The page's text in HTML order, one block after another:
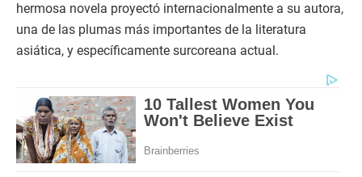
hermosa novela proyectó internacionalmente a su autora,
una de las plumas más importantes de la literatura
asiática, y específicamente surcoreana actual.